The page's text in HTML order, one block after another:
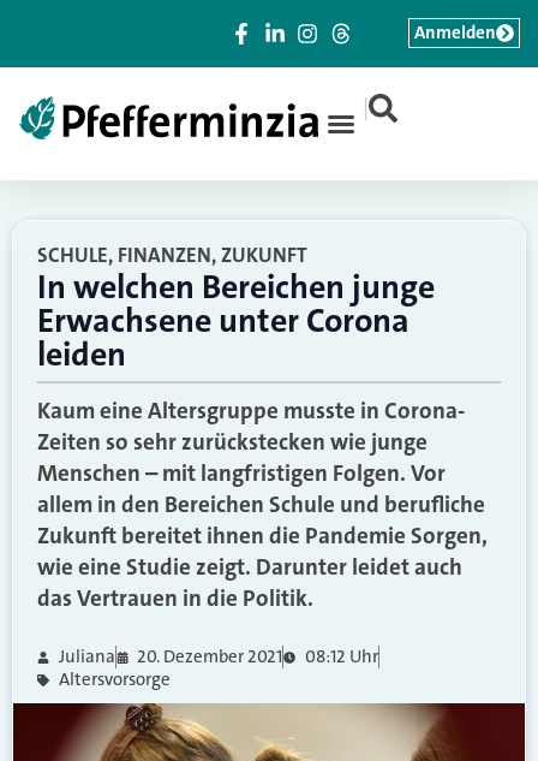
|
Anmelden
SCHULE, FINANZEN, ZUKUNFT
In welchen Bereichen junge
Erwachsene unter Corona
leiden
Kaum eine Altersgruppe musste in Corona-
Zeiten so sehr zurückstecken wie junge
Menschen – mit langfristigen Folgen. Vor
allem in den Bereichen Schule und berufliche
Zukunft bereitet ihnen die Pandemie Sorgen,
wie eine Studie zeigt. Darunter leidet auch
das Vertrauen in die Politik.
Juliana 20. Dezember 2021
08:12 Uhr
Altersvorsorge